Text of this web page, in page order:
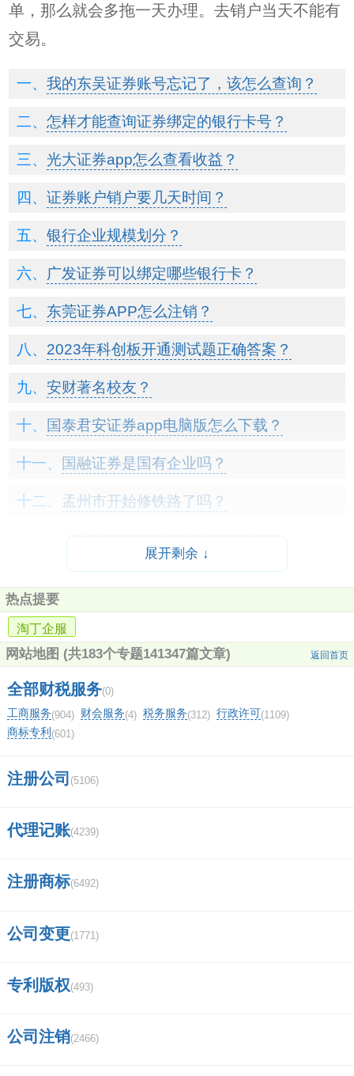
单，那么就会多拖一天办理。去销户当天不能有
交易。
我的东吴证券账号忘记了，该怎么查询？
怎样才能查询证券绑定的银行卡号？
光大证券app怎么查看收益？
证券账户销户要几天时间？
银行企业规模划分？
广发证券可以绑定哪些银行卡？
东莞证券APP怎么注销？
2023年科创板开通测试题正确答案？
安财著名校友？
国泰君安证券app电脑版怎么下载？
国融证券是国有企业吗？
孟州市开始修铁路了吗？
东吴证券12位客户号码怎么查？
马氏家谱字辈？
中信证券在武汉有几个营业部？
光大银行借记卡交易密码怎么修改？
同花顺电脑版怎么添加华宝证券？
西部证券交易客户端无法登陆？
民生证券手机版怎么下载安装？有专门的
证券从业人员查询网站？
华泰证券手可以网上开两融吗？
展开剩余 ↓
热点提要
淘丁企服
网站地图 (共183个专题141347篇文章) 返回首页
全部财税服务(0)
工商服务(904) 财会服务(4) 税务服务(312) 行政许可(1109)
商标专利 (601)
注册公司 (5106)
代理记账(4239)
注册商标(6492)
公司变更(1771)
专利版权(493)
公司注销(2466)